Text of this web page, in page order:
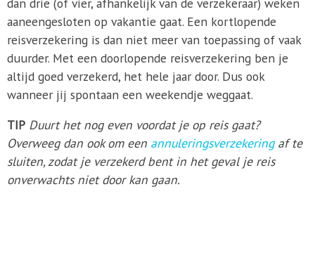
aaneengesloten op vakantie gaat. Een kortlopende
reisverzekering is dan niet meer van toepassing of vaak
duurder. Met een doorlopende reisverzekering ben je
altijd goed verzekerd, het hele jaar door. Dus ook
wanneer jij spontaan een weekendje weggaat.
TIP Duurt het nog even voordat je op reis gaat?
Overweeg dan ook om een annuleringsverzekeringaf te
sluiten, zodat je verzekerd bent in het geval je reis
onverwachts niet door kan gaan.